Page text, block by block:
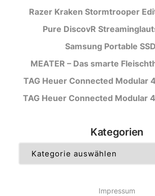
Razer Kraken Stormtrooper
Pure DiscovR
Samsung Portable
MEATER – Das smarte
TAG Heuer Connected Modular
TAG Heuer Connected Modular
Kategorien
Impressum